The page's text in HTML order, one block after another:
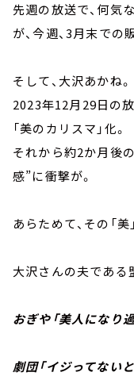
先週の放送で、何気
が、今週、3月末での
そして、大沢あかね。
2023年12月29日の
「美のカリスマ」化。
それから約2か月後
感”に衝撃が。
あらためて、その「
大沢さんの夫である
おぎや「美人になり
劇団「イジってない